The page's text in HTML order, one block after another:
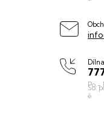
Dílna